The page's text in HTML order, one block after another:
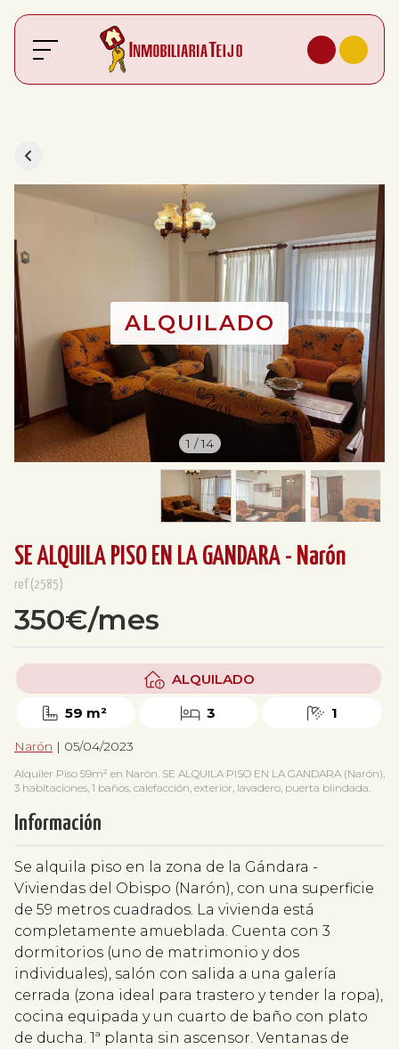
1 /14
SE ALQUILA PISO EN LA GANDARA - Narón
ref(2585)
350€/mes
ALQUILADO
59 m² 3 1
Narón | 05/04/2023
Alquiler Piso 59m² en Narón. SE ALQUILA PISO EN LA GANDARA (Narón),
3 habitaciones, 1 baños, calefacción, exterior, lavadero, puerta blindada.
Información
Se alquila piso en la zona de la Gándara -
Viviendas del Obispo (Narón), con una superficie
de 59 metros cuadrados. La vivienda está
completamente amueblada. Cuenta con 3
dormitorios (uno de matrimonio y dos
individuales), salón con salida a una galería
cerrada (zona ideal para trastero y tender la ropa),
cocina equipada y un cuarto de baño con plato
de ducha. 1ª planta sin ascensor. Ventanas de